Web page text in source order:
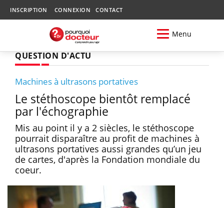
INSCRIPTION CONNEXION CONTACT
Menu
QUESTION D'ACTU
Machines à ultrasons portatives
Le stéthoscope bientôt remplacé
par l'échographie
Mis au point il y a 2 siècles, le stéthoscope
pourrait disparaître au profit de machines à
ultrasons portatives aussi grandes qu’un jeu
de cartes, d'après la Fondation mondiale du
coeur.